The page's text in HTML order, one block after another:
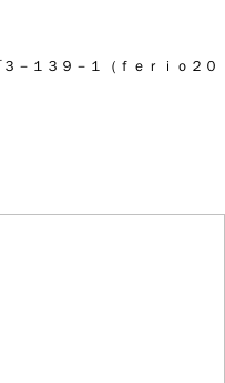
－１３９－１（ｆｅｒｉｏ２０